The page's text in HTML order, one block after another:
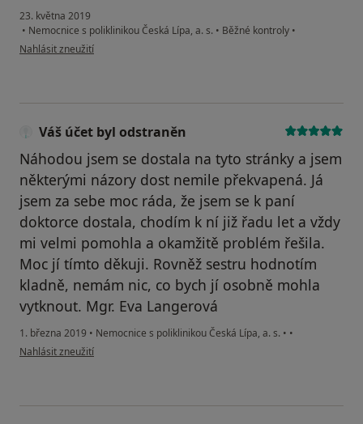
23. května 2019
• Nemocnice s poliklinikou Česká Lípa, a. s. • Běžné kontroly •
podle názoru uživatele Váš účet byl odstraněn
Nahlásit zneužití
Váš účet byl odstraněn
Náhodou jsem se dostala na tyto stránky a jsem
některými názory dost nemile překvapená. Já
jsem za sebe moc ráda, že jsem se k paní
doktorce dostala, chodím k ní již řadu let a vždy
mi velmi pomohla a okamžitě problém řešila.
Moc jí tímto děkuji. Rovněž sestru hodnotím
kladně, nemám nic, co bych jí osobně mohla
vytknout. Mgr. Eva Langerová
1. března 2019 • Nemocnice s poliklinikou Česká Lípa, a. s. • •
podle názoru uživatele Váš účet byl odstraněn
Nahlásit zneužití